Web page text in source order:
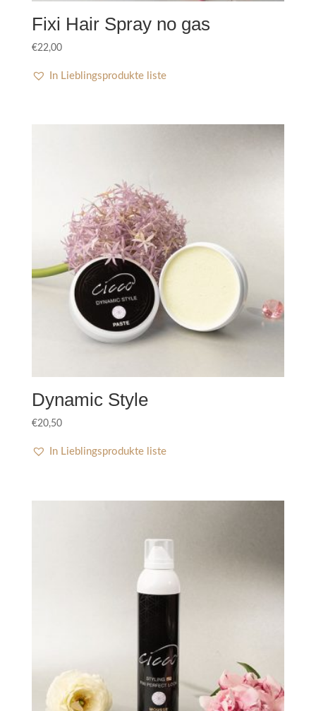
Fixi Hair Spray no gas
€22,00
In Lieblingsprodukte liste
Dynamic Style
€20,50
In Lieblingsprodukte liste